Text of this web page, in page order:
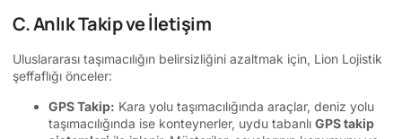
C. Anlık Takip ve İletişim
Uluslararası taşımacılığın belirsizliğini azaltmak için, Lion Lojistik
şeffaflığı önceler:
GPS Takip: Kara yolu taşımacılığında araçlar, deniz yolu
taşımacılığında ise konteynerler, uydu tabanlı GPS takip